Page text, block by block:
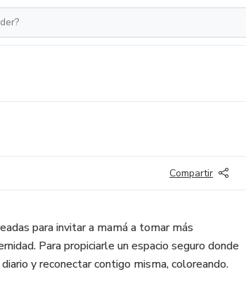
Compartir
para invitar a mamá a tomar más
Para propiciarle un espacio seguro donde
y reconectar contigo misma, coloreando.